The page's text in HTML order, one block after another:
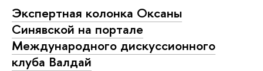
Экспертная колонка Оксаны
Синявской на портале
Международного дискуссионного
клуба Валдай